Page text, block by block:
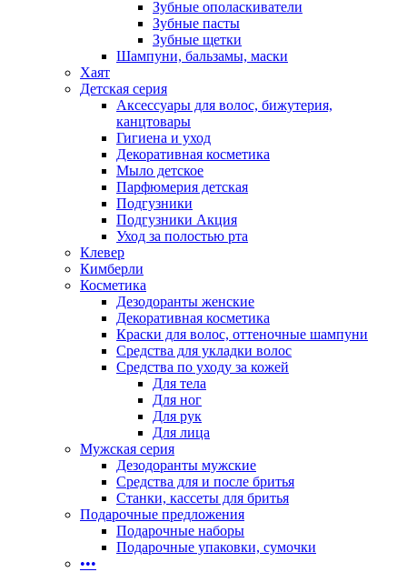
Зубные ополаскиватели
Зубные пасты
Зубные щетки
Шампуни, бальзамы, маски
Хаят
Детская серия
Аксессуары для волос, бижутерия,
канцтовары
Гигиена и уход
Декоративная косметика
Мыло детское
Парфюмерия детская
Подгузники
Подгузники Акция
Уход за полостью рта
Клевер
Кимберли
Косметика
Дезодоранты женские
Декоративная косметика
Краски для волос, оттеночные шампуни
Средства для укладки волос
Средства по уходу за кожей
Для тела
Для ног
Для рук
Для лица
Мужская серия
Дезодоранты мужские
Средства для и после бритья
Станки, кассеты для бритья
Подарочные предложения
Подарочные наборы
Подарочные упаковки, сумочки
•••